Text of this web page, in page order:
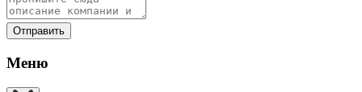
Отправить
Меню